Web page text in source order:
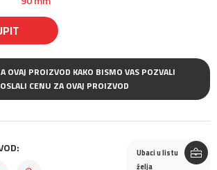
OVAJ PROIZVOD KAKO BISMO VAS POZVALI
I/ILI POSLALI CENU ZA OVAJ PROIZVOD
Ubaci u listu
želja